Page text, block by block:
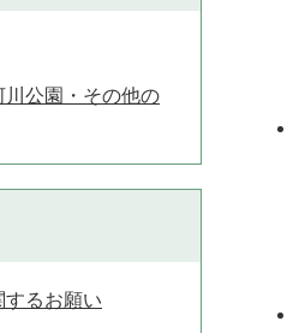
川公園・その他の
するお願い